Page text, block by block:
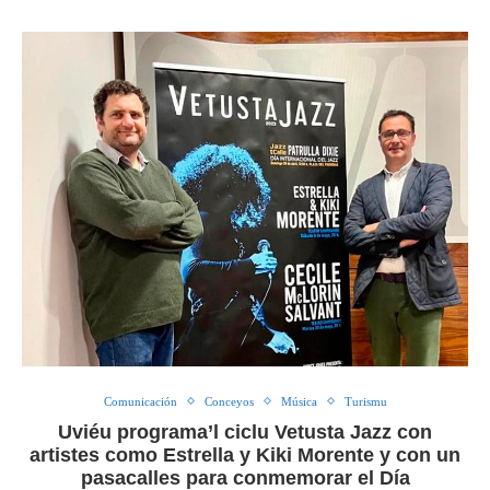
Comunicación Conceyos Música Turismu
Uviéu programa’l ciclu Vetusta Jazz con
artistes como Estrella y Kiki Morente y con un
pasacalles para conmemorar el Día